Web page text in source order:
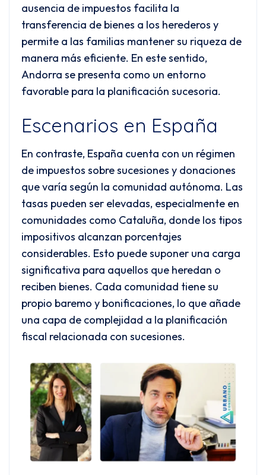
ausencia de impuestos facilita la
transferencia de bienes a los herederos y
permite a las familias mantener su riqueza de
manera más eficiente. En este sentido,
Andorra se presenta como un entorno
favorable para la planificación sucesoria.
Escenarios en España
En contraste, España cuenta con un régimen
de impuestos sobre sucesiones y donaciones
que varía según la comunidad autónoma. Las
tasas pueden ser elevadas, especialmente en
comunidades como Cataluña, donde los tipos
impositivos alcanzan porcentajes
considerables. Esto puede suponer una carga
significativa para aquellos que heredan o
reciben bienes. Cada comunidad tiene su
propio baremo y bonificaciones, lo que añade
una capa de complejidad a la planificación
fiscal relacionada con sucesiones.